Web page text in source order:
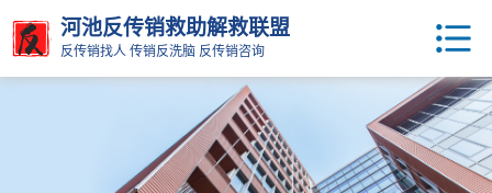
河池反传销救助解救联盟
反传销找人 传销反洗脑 反传销咨询